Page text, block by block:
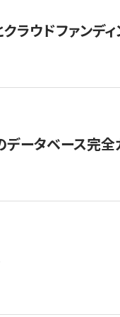
クラウドファンデ
ータベース完全